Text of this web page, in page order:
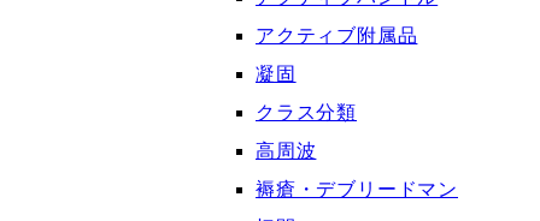
アクティブ附属品
凝固
クラス分類
高周波
褥瘡・デブリードマン